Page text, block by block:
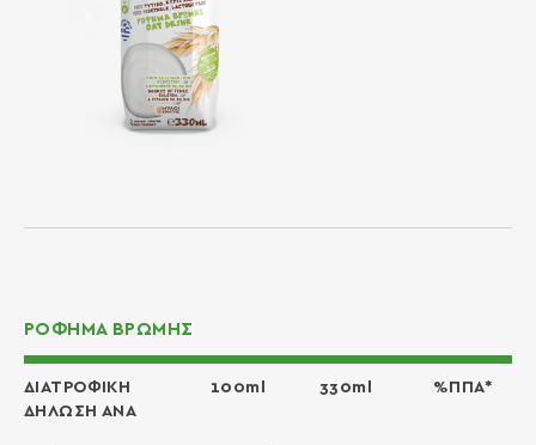
ΡΟΦΗΜΑ ΒΡΩΜΗΣ
ΔΙΑΤΡΟΦΙΚΗ
ΔΗΛΩΣΗ ΑΝΑ
100ml 330ml %ΠΠΑ*